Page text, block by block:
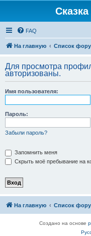
FAQ
На главную Список
Для просмотра
авторизованы.
Имя пользователя:
Пароль:
Забыли пароль?
Запомнить меня
Скрыть моё пребывание на
На главную Список
Создано на основе